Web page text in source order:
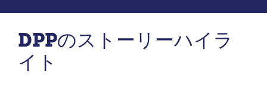
DPPのストーリーハイラ
イト